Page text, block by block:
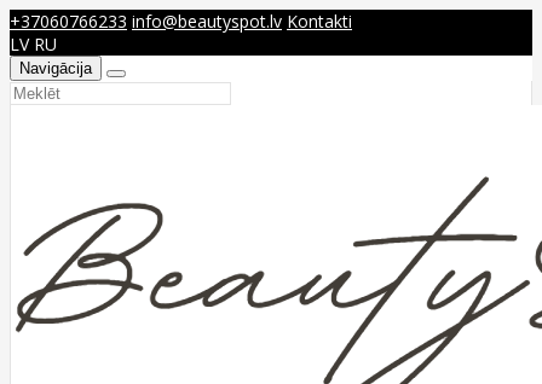
+37060766233 info@beautyspot.lv Kontakti
LV RU
Navigācija